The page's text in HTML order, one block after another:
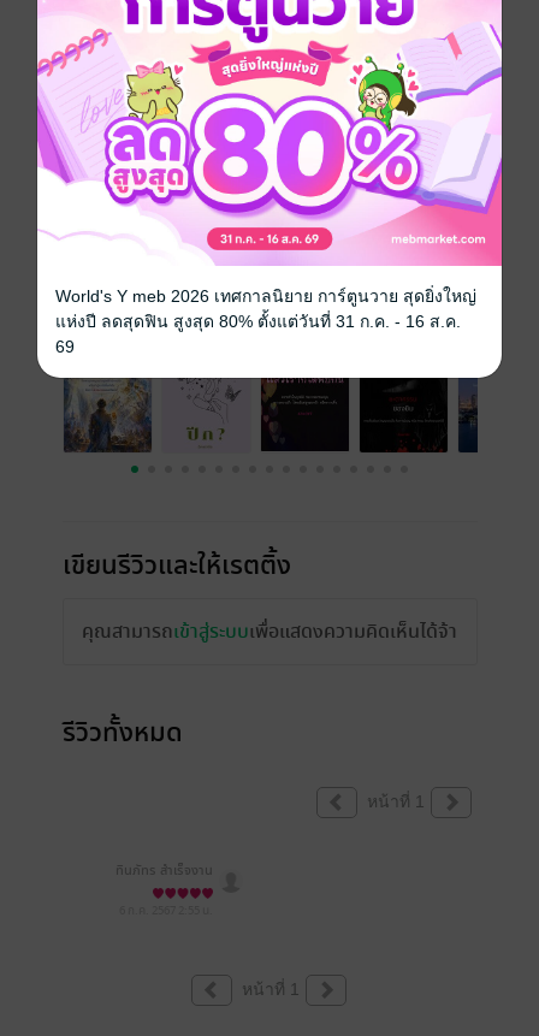
ครอบครัว
ประเภทไฟล์ pdf, epub(สารบัญ)
วันที่วางขาย 07 มิถุนายน 2565
ความยาว 13 หน้า (≈ 2,133 คำ)
เรื่องที่คุณน่าจะสนใจ
เขียนรีวิวและให้เรตติ้ง
คุณสามารถเข้าสู่ระบบเพื่อแสดงความคิดเห็นได้จ้า
รีวิวทั้งหมด
หน้าที่ 1
ทินภัทร สำเร็จงาน
หน้าที่ 1
World's Y meb 2026 เทศกาลนิยาย การ์ตูนวาย สุดยิ่งใหญ่
แห่งปี ลดสุดฟิน สูงสุด 80% ตั้งแต่วันที่ 31 ก.ค. - 16 ส.ค.
69